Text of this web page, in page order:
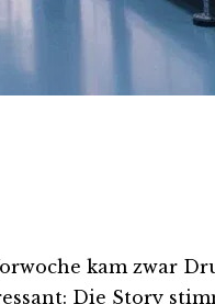
kam zwar
Die Story